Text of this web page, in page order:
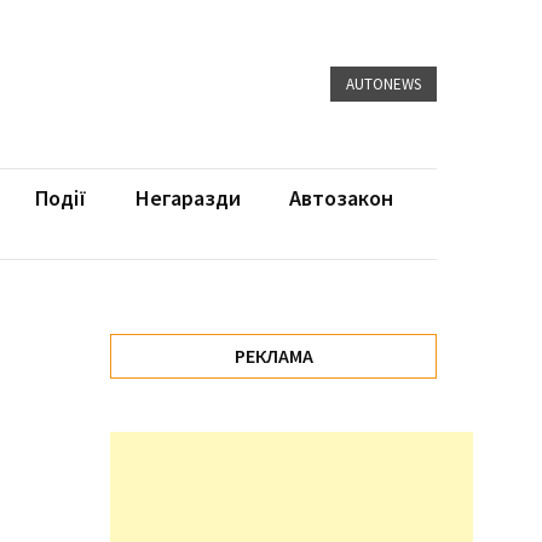
AUTONEWS
Події Негаразди Автозакон
РЕКЛАМА